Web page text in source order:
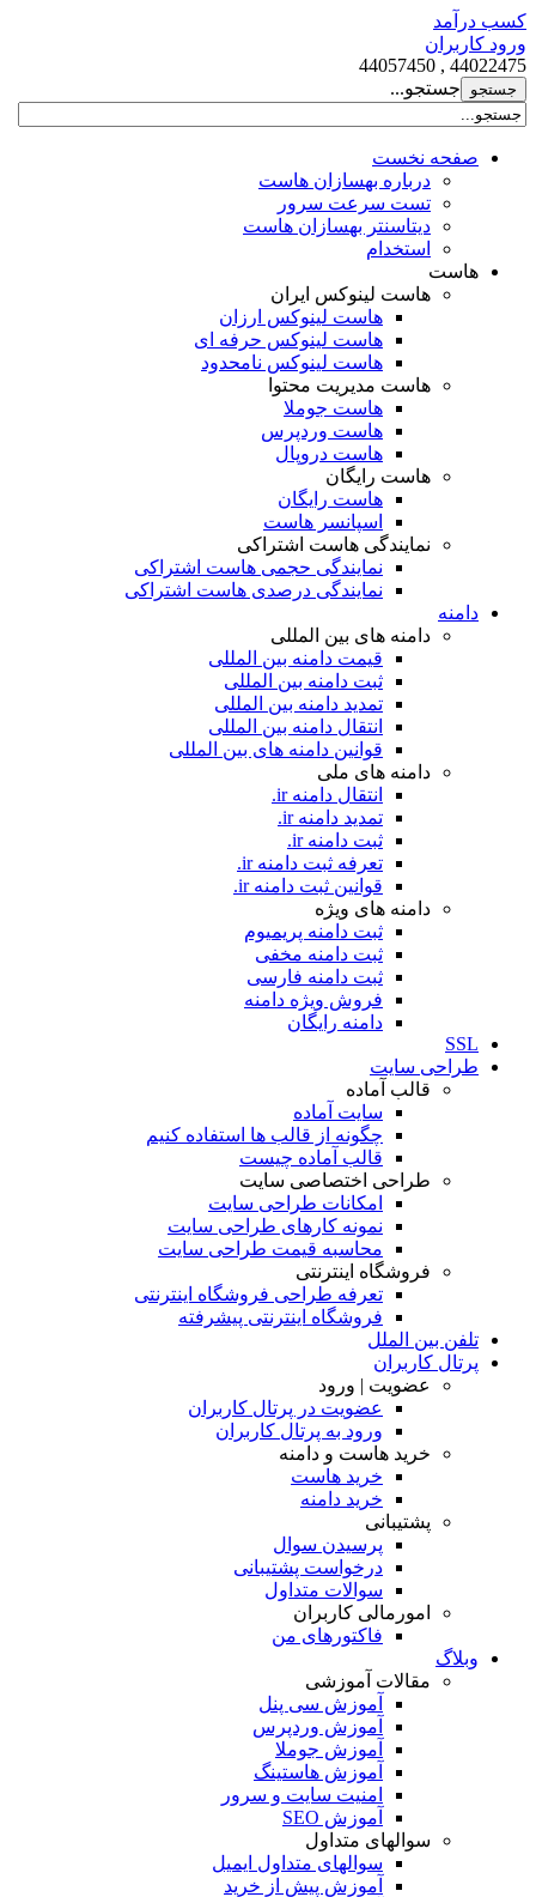
کسب درآمد
ورود کاربران
44022475 , 44057450
جستجو...
صفحه نخست
درباره بهسازان هاست
تست سرعت سرور
دیتاسنتر بهسازان هاست
استخدام
هاست
هاست لینوکس ایران
هاست لینوکس ارزان
هاست لینوکس حرفه ای
هاست لینوکس نامحدود
هاست مدیریت محتوا
هاست جوملا
هاست وردپرس
هاست دروپال
هاست رایگان
هاست رایگان
اسپانسر هاست
نمایندگی هاست اشتراکی
نمایندگی حجمی هاست اشتراکی
نمایندگی درصدی هاست اشتراکی
دامنه
دامنه های بین المللی
قیمت دامنه بین المللی
ثبت دامنه بین المللی
تمدید دامنه بین المللی
انتقال دامنه بین المللی
قوانین دامنه های بین المللی
دامنه های ملی
انتقال دامنه ir.
تمدید دامنه ir.
ثبت دامنه ir.
تعرفه ثبت دامنه ir.
قوانین ثبت دامنه ir.
دامنه های ویژه
ثبت دامنه پریمیوم
ثبت دامنه مخفی
ثبت دامنه فارسی
فروش ویژه دامنه
دامنه رایگان
SSL
طراحی سايت
قالب آماده
سایت آماده
چگونه از قالب ها استفاده کنیم
قالب آماده چیست
طراحی اختصاصی سایت
امکانات طراحی سایت
نمونه کارهای طراحی سایت
محاسبه قیمت طراحی سایت
فروشگاه اینترنتی
تعرفه طراحی فروشگاه اینترنتی
فروشگاه اینترنتی پیشرفته
تلفن بین الملل
پرتال کاربران
عضویت | ورود
عضویت در پرتال کاربران
ورود به پرتال کاربران
خرید هاست و دامنه
خرید هاست
خرید دامنه
پشتیبانی
پرسیدن سوال
درخواست پشتیبانی
سوالات متداول
امورمالی کاربران
فاکتورهای من
وبلاگ
مقالات آموزشی
آموزش سی پنل
آموزش وردپرس
آموزش جوملا
آموزش هاستینگ
امنیت سایت و سرور
آموزش SEO
سوالهای متداول
سوالهای متداول ایمیل
آموزش پیش از خرید